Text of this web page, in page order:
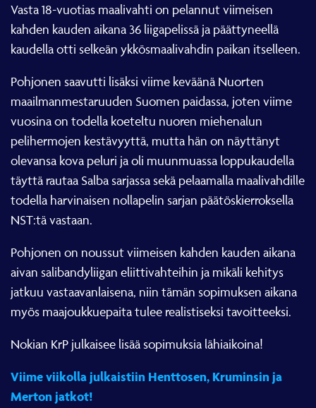
Vasta 18-vuotias maalivahti on pelannut viimeisen
kahden kauden aikana 36 liigapelissä ja päättyneellä
kaudella otti selkeän ykkösmaalivahdin paikan itselleen.
Pohjonen saavutti lisäksi viime keväänä Nuorten
maailmanmestaruuden Suomen paidassa, joten viime
vuosina on todella koeteltu nuoren miehenalun
pelihermojen kestävyyttä, mutta hän on näyttänyt
olevansa kova peluri ja oli muunmuassa loppukaudella
täyttä rautaa Salba sarjassa sekä pelaamalla maalivahdille
todella harvinaisen nollapelin sarjan päätöskierroksella
NST:tä vastaan.
Pohjonen on noussut viimeisen kahden kauden aikana
aivan salibandyliigan eliittivahteihin ja mikäli kehitys
jatkuu vastaavanlaisena, niin tämän sopimuksen aikana
myös maajoukkuepaita tulee realistiseksi tavoitteeksi.
Nokian KrP julkaisee lisää sopimuksia lähiaikoina!
Viime viikolla julkaistiin Henttosen, Kruminsin ja
Merton jatkot!